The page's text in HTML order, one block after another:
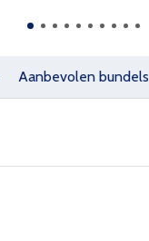
Aanbevolen bundels